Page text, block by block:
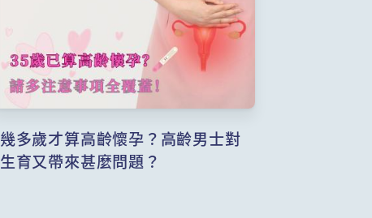
幾多歲才算高齡懷孕？高齡男士對
生育又帶來甚麼問題？